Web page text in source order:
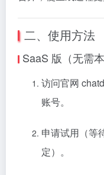
二、使用方法
SaaS 版（无需
访问官网
账号。
申请试用（等
定）。